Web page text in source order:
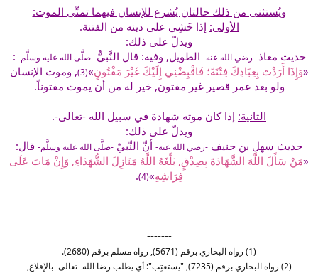
ويُستثنى من ذلك حالتان يُشرع للإنسان فيهما تمنِّي الموت:
الأولى: إذا خَشِي على دينه من الفتنة.
ويدلّ على ذلك:
حديث معاذ-رضي الله عنه- الطويل, وفيه: قال النَّبيُّ-صلَّى الله عليه وسلَّم -:
«وَإِذَا أَرَدْتَ بِعِبَادِكَ فِتْنَةً؛ فَاقْبِضْنِي إِلَيْكَ غَيْرَ مَفْتُونٍ»
(3)
, وموت الإنسان
ولو بعد عمر قصير غير مفتون, خير له من أن يموت مفتوناً.
الثانية: إذا كان موته شهادة في سبيل الله -تعالى-.
ويدلّ على ذلك:
حديث سهل بن حنيف -رضي الله عنه- أنَّ النَّبيّ -صلَّى الله عليه وسلَّم- قال:
«مَنْ سَأَلَ اللَّهَ الشَّهَادَةَ بِصِدْقٍ, بَلَّغَهُ اللَّهُ مَنَازِلَ الشُّهَدَاءِ, وَإِنْ مَاتَ عَلَى
فِرَاشِهِ»
(4)
.
-------
(1) رواه البخاري برقم (5671), رواه مسلم برقم (2680).
(2) رواه البخاري برقم (7235), "يستعتِب": أي يطلب رضا الله -تعالى- بالإقلاع,